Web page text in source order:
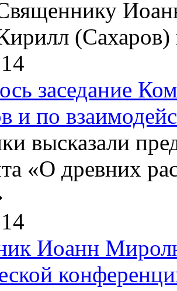
заседание
и по
высказали
«О древних
Иоанн